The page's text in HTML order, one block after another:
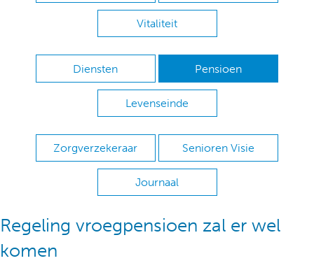
Vitaliteit
Diensten Pensioen
Levenseinde
Zorgverzekeraar Senioren Visie
Journaal
Regeling vroegpensioen zal er wel
komen